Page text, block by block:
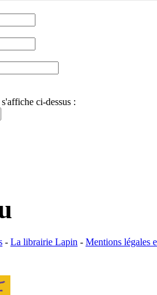
ci-dessus :
- La librairie Lapin - Mentions légales